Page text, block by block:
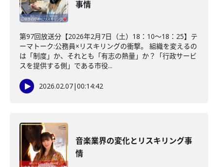
事情
第97回放送分【2026年2月7日（土）18：10～18：25】テ
ーマトーク:公務員×リスキリングの衝撃。 組織を変えるの
は「制度」か、それとも「有志の熱量」か？「行政サービ
スを提供する側」である市役...
2026.02.07|00:14:42
音楽業界の変化とリスキリング事
情